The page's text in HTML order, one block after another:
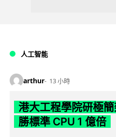
人工智能
arthur 13 小時
港大工程學院研極
勝標準 CPU 1 億倍